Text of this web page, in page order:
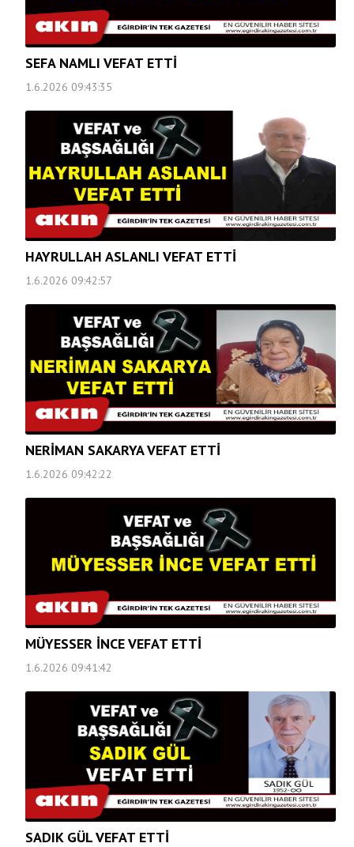
SEFA NAMLI VEFAT ETTİ
1.6.2026 09:43:35
HAYRULLAH ASLANLI VEFAT ETTİ
1.6.2026 09:42:57
NERİMAN SAKARYA VEFAT ETTİ
1.6.2026 09:42:22
MÜYESSER İNCE VEFAT ETTİ
1.6.2026 09:41:42
SADIK GÜL VEFAT ETTİ